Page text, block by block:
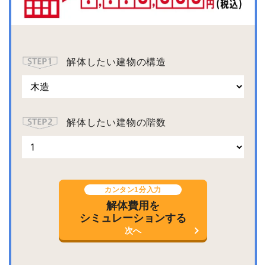
解体したい建物の構造
解体したい建物の階数
カンタン1分入力
解体費用を
シミュレーションする
次へ